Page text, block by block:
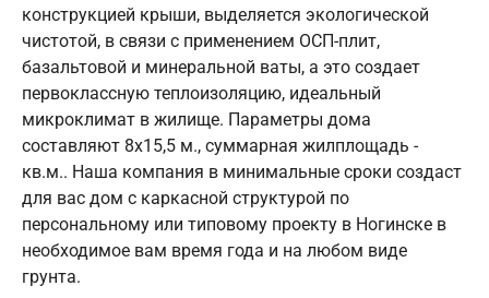
конструкцией крыши, выделяется экологической
чистотой, в связи с применением ОСП-плит,
базальтовой и минеральной ваты, а это создает
первоклассную теплоизоляцию, идеальный
микроклимат в жилище. Параметры дома
составляют 8х15,5 м., суммарная жилплощадь -
кв.м.. Наша компания в минимальные сроки создаст
для вас дом с каркасной структурой по
персональному или типовому проекту в Ногинске в
необходимое вам время года и на любом виде
грунта.